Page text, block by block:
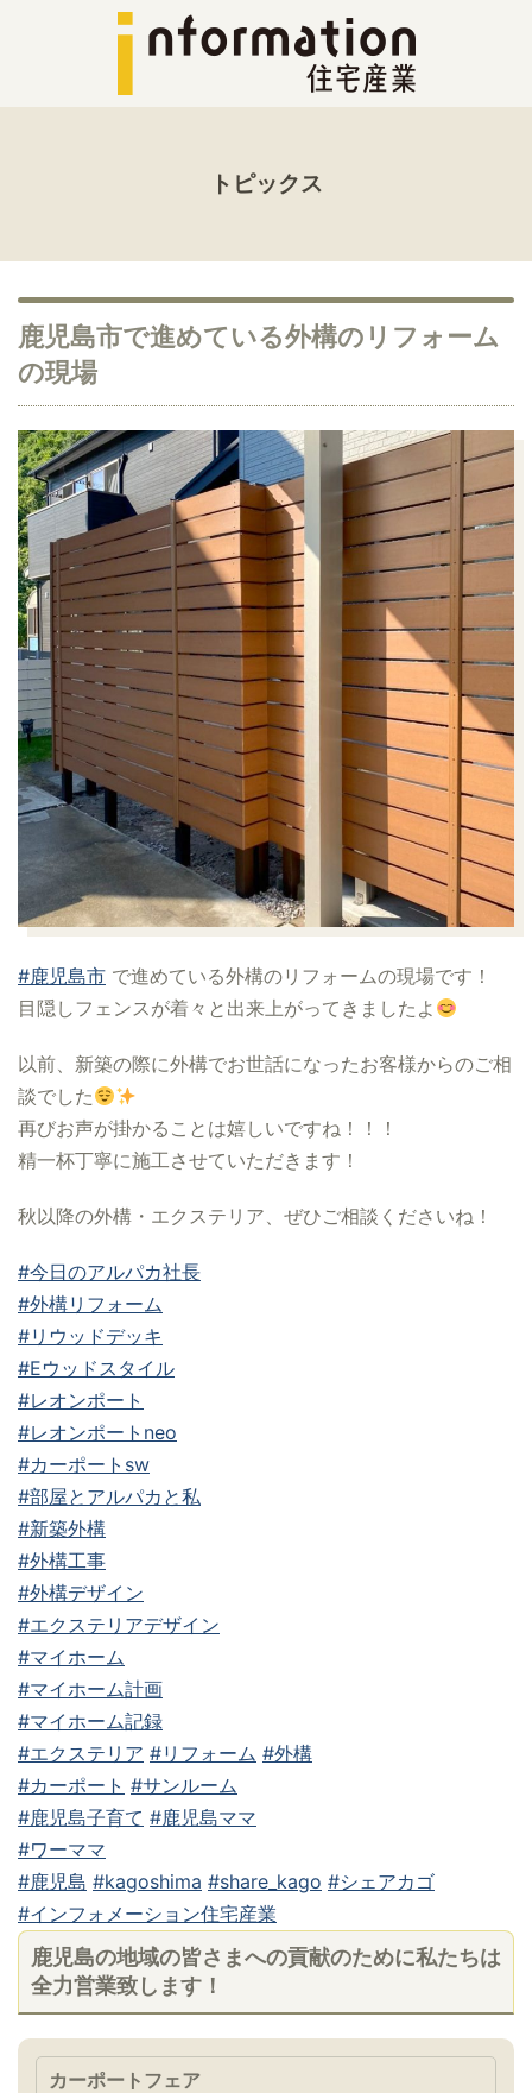
トピックス
鹿児島市で進めている外構のリフォーム
の現場
#鹿児島市 で進めている外構のリフォームの現場です！
目隠しフェンスが着々と出来上がってきましたよ
以前、新築の際に外構でお世話になったお客様からのご相
談でした
再びお声が掛かることは嬉しいですね！！！
精一杯丁寧に施工させていただきます！
秋以降の外構・エクステリア、ぜひご相談くださいね！
#今日のアルパカ社長
#外構リフォーム
#リウッドデッキ
#Eウッドスタイル
#レオンポート
#レオンポートneo
#カーポートsw
#部屋とアルパカと私
#新築外構
#外構工事
#外構デザイン
#エクステリアデザイン
#マイホーム
#マイホーム計画
#マイホーム記録
#エクステリア #リフォーム #外構
#カーポート #サンルーム
#鹿児島子育て #鹿児島ママ
#ワーママ
#鹿児島 #kagoshima #share_kago #シェアカゴ
#インフォメーション住宅産業
鹿児島の地域の皆さまへの貢献のために私たちは
全力営業致します！
カーポートフェア